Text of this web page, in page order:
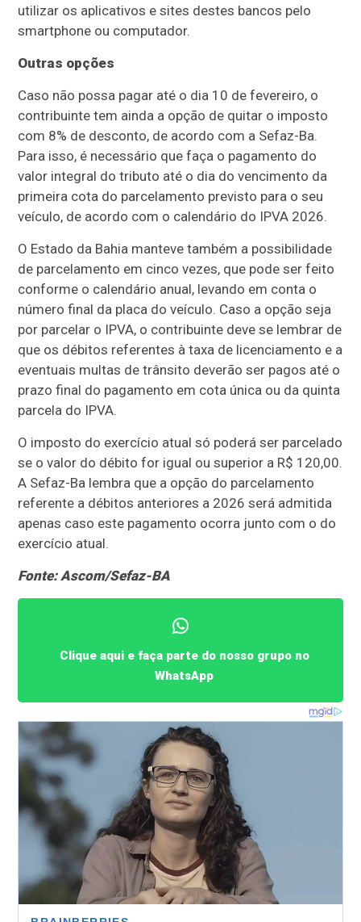
utilizar os aplicativos e sites destes bancos pelo
smartphone ou computador.
Outras opções
Caso não possa pagar até o dia 10 de fevereiro, o
contribuinte tem ainda a opção de quitar o imposto
com 8% de desconto, de acordo com a Sefaz-Ba.
Para isso, é necessário que faça o pagamento do
valor integral do tributo até o dia do vencimento da
primeira cota do parcelamento previsto para o seu
veículo, de acordo com o calendário do IPVA 2026.
O Estado da Bahia manteve também a possibilidade
de parcelamento em cinco vezes, que pode ser feito
conforme o calendário anual, levando em conta o
número final da placa do veículo. Caso a opção seja
por parcelar o IPVA, o contribuinte deve se lembrar de
que os débitos referentes à taxa de licenciamento e a
eventuais multas de trânsito deverão ser pagos até o
prazo final do pagamento em cota única ou da quinta
parcela do IPVA.
O imposto do exercício atual só poderá ser parcelado
se o valor do débito for igual ou superior a R$ 120,00.
A Sefaz-Ba lembra que a opção do parcelamento
referente a débitos anteriores a 2026 será admitida
apenas caso este pagamento ocorra junto com o do
exercício atual.
Fonte: Ascom/Sefaz-BA
Clique aqui e faça parte do nosso grupo no
WhatsApp